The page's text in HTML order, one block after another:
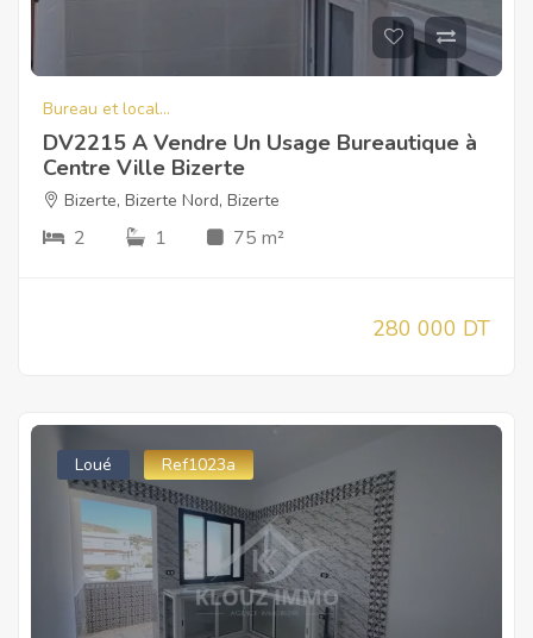
Bureau et local...
DV2215 A Vendre Un Usage Bureautique à
Centre Ville Bizerte
Bizerte, Bizerte Nord, Bizerte
2 1 75 m²
280 000 DT
Loué Ref1023a